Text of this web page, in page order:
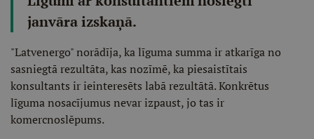
janvāra izskaņā.
"Latvenergo" norādīja, ka līguma summa ir atkarīga no
sasniegtā rezultāta, kas nozīmē, ka piesaistītais
konsultants ir ieinteresēts labā rezultātā. Konkrētus
līguma nosacījumus nevar izpaust, jo tas ir
komercnoslēpums.